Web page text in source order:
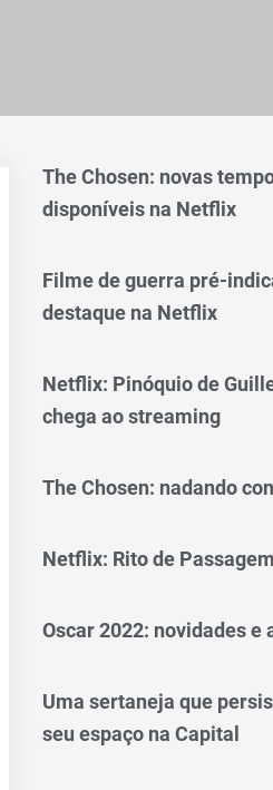
The Chosen: novas
disponíveis na Netflix
Filme de guerra pré-
destaque na Netflix
Netflix: Pinóquio de
chega ao streaming
The Chosen: nadando
Netflix: Rito de
Oscar 2022: novidades e
Uma sertaneja que
seu espaço na Capital